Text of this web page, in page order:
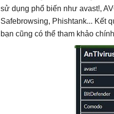
sử dụng phổ biến như avast!,
Safebrowsing, Phishtank... Kết
bạn cũng có thể tham khảo